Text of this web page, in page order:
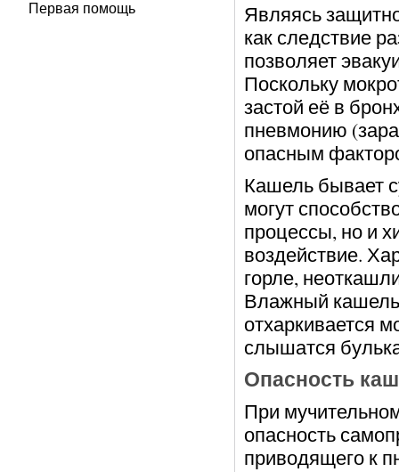
Первая помощь
Являясь
как следствие
позволяет
Поскольку
застой её в
пневмонию
опасным
Кашель бывает
могут
процессы, но и
воздействие.
горле,
Влажный
отхаркивается
слышатся
Опасность
При
опасность
приводящего к